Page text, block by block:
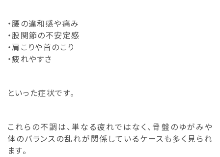
・腰の違和感や痛み
・股関節の不安定感
・肩こりや首のこり
・疲れやすさ
といった症状です。
これらの不調は、単なる疲れではなく、骨盤のゆがみや
体のバランスの乱れが関係しているケースも多く見られ
ます。